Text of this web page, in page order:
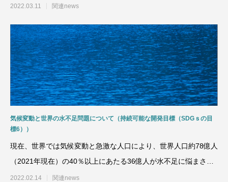
や素材などの資源を海外
2022.03.11 関連news
気候変動と世界の水不足問題について（持続可能な開発目標（SDGｓの目
標6））
現在、世界では気候変動と急激な人口により、世界人口約78億人
（2021年現在）の40％以上にあたる36億人が水不足に悩まされ
ています。世界
2022.02.14 関連news